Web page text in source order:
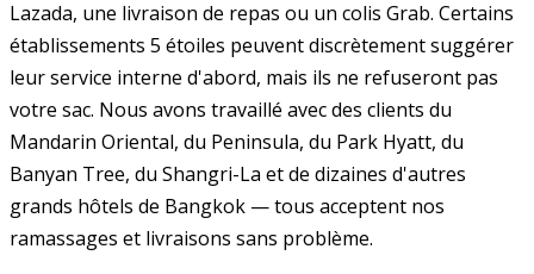
Lazada, une livraison de repas ou un colis Grab. Certains
établissements 5 étoiles peuvent discrètement suggérer
leur service interne d'abord, mais ils ne refuseront pas
votre sac. Nous avons travaillé avec des clients du
Mandarin Oriental, du Peninsula, du Park Hyatt, du
Banyan Tree, du Shangri-La et de dizaines d'autres
grands hôtels de Bangkok — tous acceptent nos
ramassages et livraisons sans problème.